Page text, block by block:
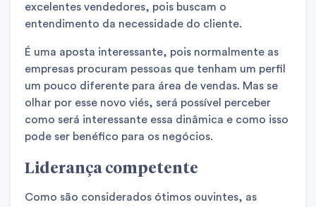
excelentes vendedores, pois buscam o
entendimento da necessidade do cliente.
É uma aposta interessante, pois normalmente as
empresas procuram pessoas que tenham um perfil
um pouco diferente para área de vendas. Mas se
olhar por esse novo viés, será possível perceber
como será interessante essa dinâmica e como isso
pode ser benéfico para os negócios.
Liderança competente
Como são considerados ótimos ouvintes, as